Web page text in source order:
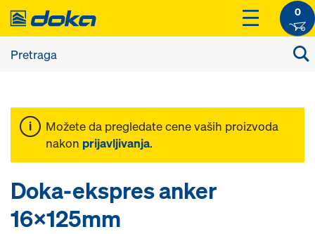
0
Možete da pregledate cene vaših proizvoda
nakon prijavljivanja.
Doka-ekspres anker
16x125mm